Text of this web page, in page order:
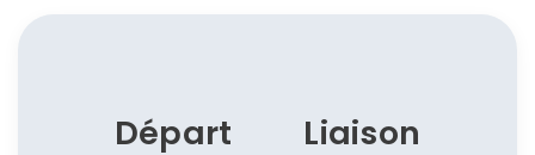
Départ Liaison